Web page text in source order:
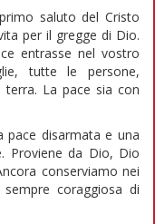
saluto del Cristo
per il gregge di Dio.
entrasse nel vostro
tutte le persone,
La pace sia con
pace disarmata e una
Proviene da Dio, Dio
conserviamo nei
coraggiosa di